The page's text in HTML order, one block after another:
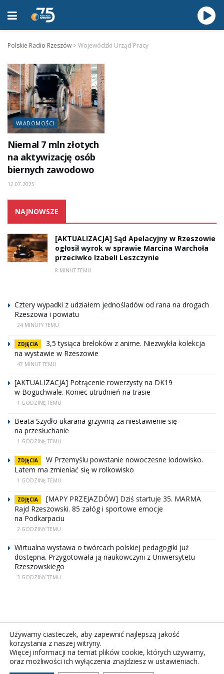
Polskie Radio Rzeszów >Wojewódzki Urząd Pracy
WIADOMOŚCI
Niemal 7 mln złotych
na aktywizację osób
biernych zawodowo
12.07.2025
NAJNOWSZE
[AKTUALIZACJA] Sąd Apelacyjny w Rzeszowie
ogłosił wyrok w sprawie Marcina Warchoła
przeciwko Izabeli Leszczynie
8 MINUT TEMU
Cztery wypadki z udziałem jednośladów od rana na drogach
Rzeszowa i powiatu
24 MINUTY TEMU
ZDJĘCIA
3,5 tysiąca breloków z anime. Niezwykła kolekcja
na wystawie w Rzeszowie
47 MINUT TEMU
[AKTUALIZACJA] Potrącenie rowerzysty na DK19
w Boguchwale. Koniec utrudnień na trasie
1 GODZINĘ TEMU
Beata Szydło ukarana grzywną za niestawienie się
na przesłuchanie
1 GODZINĘ TEMU
ZDJĘCIA
W Przemyślu powstanie nowoczesne lodowisko.
Latem ma zmieniać się w rolkowisko
1 GODZINĘ TEMU
ZDJĘCIA
[MAPY PRZEJAZDÓW] Dziś startuje 35. MARMA
Rajd Rzeszowski. 85 załóg i sportowe emocje
na Podkarpaciu
2 GODZINY TEMU
Wirtualna wystawa o twórcach polskiej pedagogiki już
dostępna. Przygotowała ją naukowczyni z Uniwersytetu
Rzeszowskiego
3 GODZINY TEMU
Copyright © 2026Polskie Radio Rzeszów S.A. w likwidacj.
Używamy ciasteczek, aby zapewnić najlepszą jakość
korzystania z naszej witryny.
Więcej informacji na temat plików cookie, których używamy,
oraz możliwości ich wyłączenia znajdziesz w ustawieniach.